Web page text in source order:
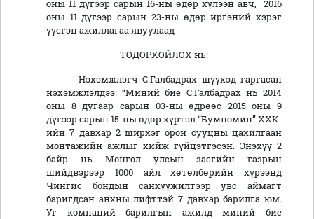
оны 11 дүгээр сарын 16-ны өдөр хүлээн авч, 2016
оны 11 дүгээр сарын 23-ны өдөр иргэний хэрэг
үүсгэн ажиллагаа явуулаад
ТОДОРХОЙЛОХ нь:
Нэхэмжлэгч С.Галбадрах шүүхэд гаргасан
нэхэмжлэлдээ: “Миний бие С.Галбадрах нь 2014
оны 8 дугаар сарын 03-ны өдрөөс 2015 оны 9
дүгээр сарын 15-ны өдөр хүртэл “Бумномин” ХХК-
ийн 7 давхар 2 ширхэг орон сууцны цахилгаан
монтажийн ажлыг хийж гүйцэтгэсэн. Энэхүү 2
байр нь Монгол улсын засгийн газрын
шийдвэрээр 1000 айл хөтөлбөрийн хүрээнд
Чингис бондын санхүүжилтээр увс аймагт
баригдсан анхны лифттэй 7 давхар барилга юм.
Уг компаний барилгын ажилд миний бие